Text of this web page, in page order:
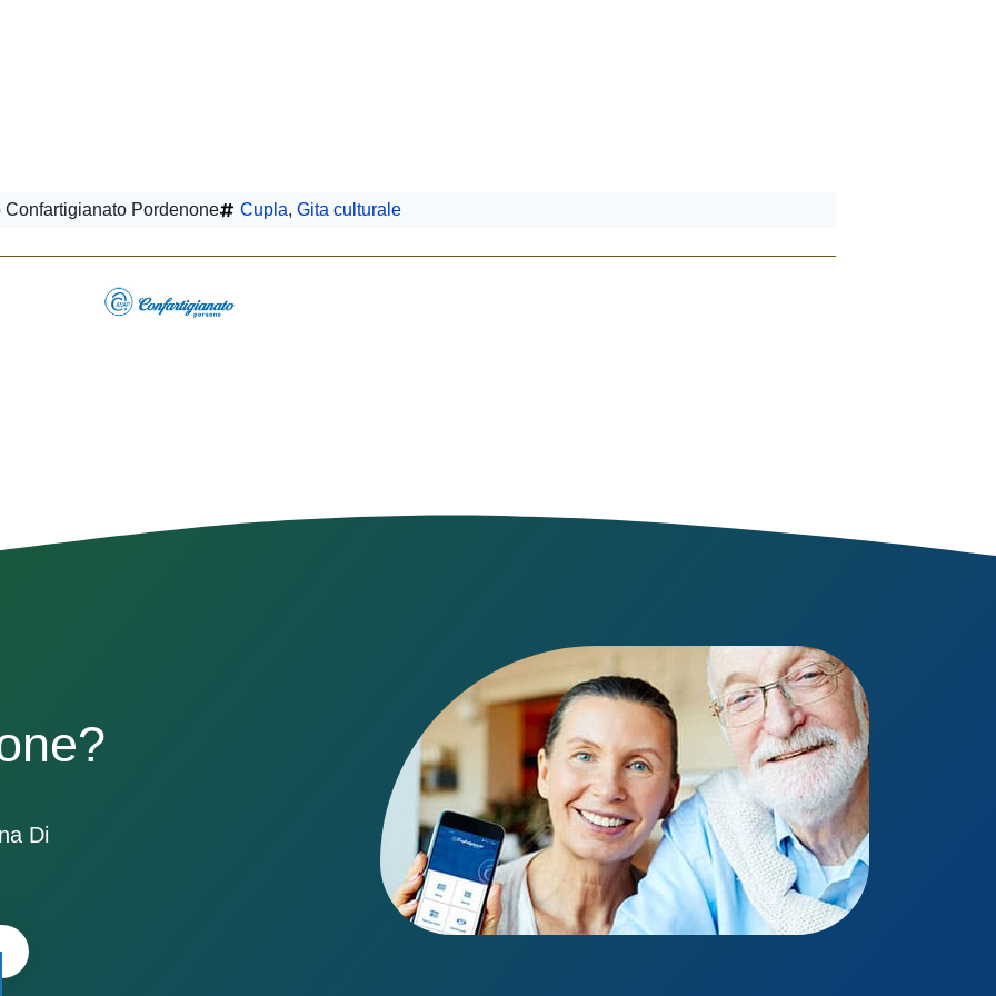
Confartigianato Pordenone Cupla, Gita culturale
Di